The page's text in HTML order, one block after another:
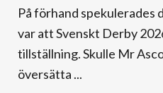
På förhand spekulerades
var att Svenskt Derby
tillställning. Skulle Mr
översätta ...